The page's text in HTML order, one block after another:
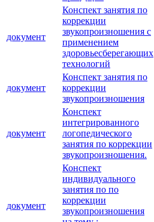
документ
Конспект занятия по
коррекции
звукопроизношения с
применением
здоровьесберегающих
технологий
документ
Конспект занятия по
коррекции
звукопроизношения
документ
Конспект
интегрированного
логопедического
занятия по коррекции
звукопроизношения.
документ
Конспект
индивидуального
занятия по по
коррекции
звукопроизношения